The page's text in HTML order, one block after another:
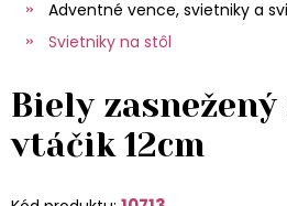
Adventné vence, svietniky a
Svietniky na stôl
Biely
vtáčik 12cm